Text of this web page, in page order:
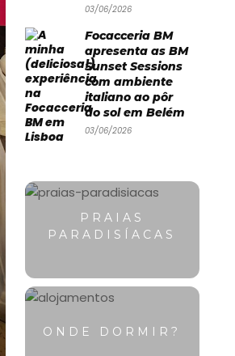
03/06/2026
Focacceria BM
apresenta as BM
Sunset Sessions
com ambiente
italiano ao pôr
do sol em Belém
03/06/2026
PRAIAS
PARADISÍACAS
ONDE DORMIR?